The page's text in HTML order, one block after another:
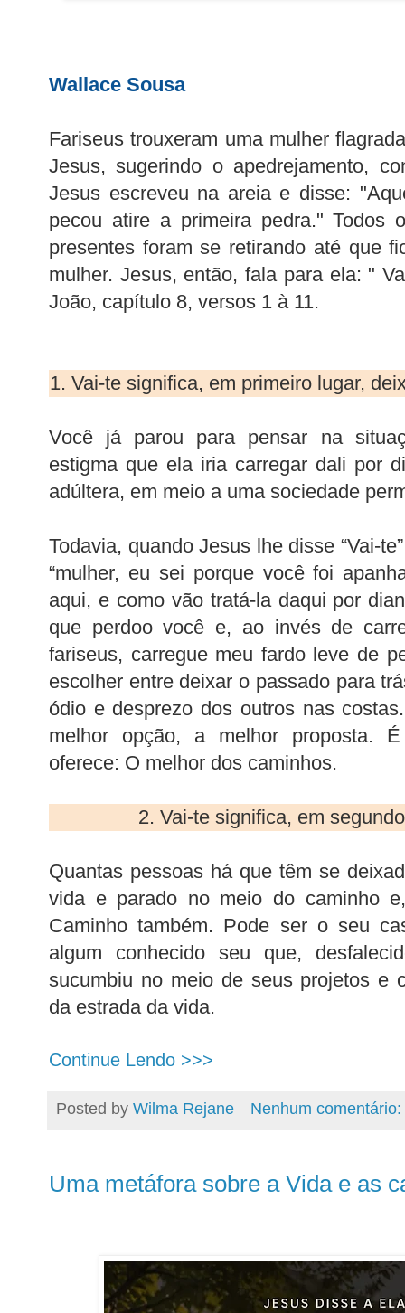
Wallace Sousa
Fariseus trouxeram uma mulher
Jesus, sugerindo o apedrejamento,
Jesus escreveu na areia e disse:
pecou atire a primeira pedra." Todos
presentes foram se retirando até que
mulher. Jesus, então, fala para ela: "
João, capítulo 8, versos 1 à 11.
1. Vai-te significa, em primeiro lugar,
Você já parou para pensar na
estigma que ela iria carregar dali por
adúltera, em meio a uma sociedade
Todavia, quando Jesus lhe disse “Vai-
“mulher, eu sei porque você foi
aqui, e como vão tratá-la daqui por
que perdoo você e, ao invés de
fariseus, carregue meu fardo leve de
escolher entre deixar o passado para
ódio e desprezo dos outros nas
melhor opção, a melhor proposta.
oferece: O melhor dos caminhos.
2. Vai-te significa, em
Quantas pessoas há que têm se
vida e parado no meio do caminho
Caminho também. Pode ser o seu
algum conhecido seu que,
sucumbiu no meio de seus projetos e
da estrada da vida.
Continue Lendo >>>
Posted by Wilma Rejane Nenhum comentário:
Uma metáfora sobre a Vida e as